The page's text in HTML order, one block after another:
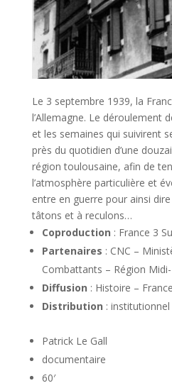
Le 3 septembre 1939, la
l’Allemagne. Le déroulement
et les semaines qui suivirent
près du quotidien d’une
région toulousaine, afin de
l’atmosphère particulière et
entre en guerre pour ainsi
tâtons et à reculons…
Coproduction : France 3
Partenaires : CNC –
Combattants – Région
Diffusion : Histoire –
Distribution :
Patrick Le Gall
documentaire
60′